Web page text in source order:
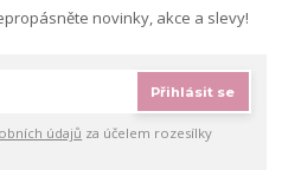
novinky, akce a slevy!
Přihlásit se
údajů za účelem rozesílky